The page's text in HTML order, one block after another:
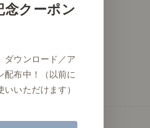
クーポン
ダウンロード／ア
配布中！（以前に
いただけます）